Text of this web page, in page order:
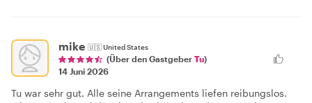
mike 🇺🇸United States
(Über den Gastgeber Tu)
14 Juni 2026
Tu war sehr gut. Alle seine Arrangements liefen reibungslos.